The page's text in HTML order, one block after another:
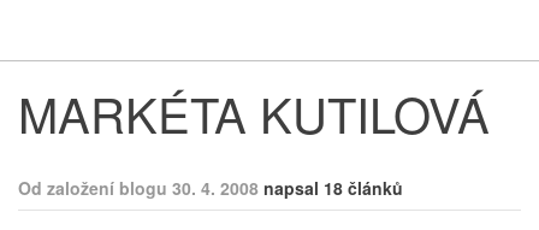
MARKÉTA KUTILOVÁ
Od založení blogu 30. 4. 2008 napsal 18 článků